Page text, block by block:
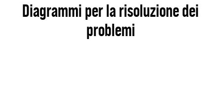
Diagrammi per la risoluzione dei
problemi